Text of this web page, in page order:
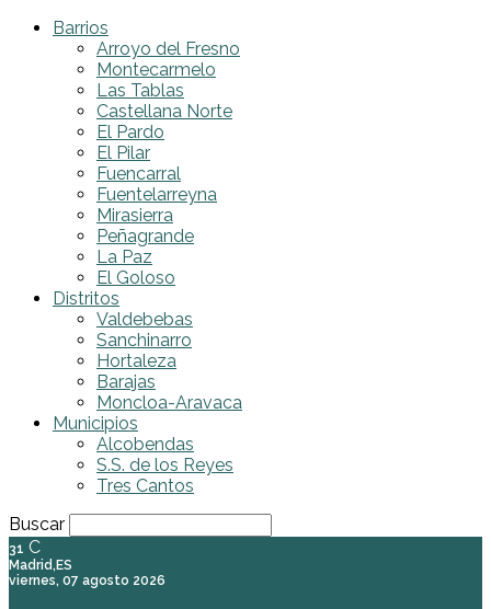
Barrios
Arroyo del Fresno
Montecarmelo
Las Tablas
Castellana Norte
El Pardo
El Pilar
Fuencarral
Fuentelarreyna
Mirasierra
Peñagrande
La Paz
El Goloso
Distritos
Valdebebas
Sanchinarro
Hortaleza
Barajas
Moncloa-Aravaca
Municipios
Alcobendas
S.S. de los Reyes
Tres Cantos
Buscar
31 C
Madrid,ES
viernes, 07 agosto 2026